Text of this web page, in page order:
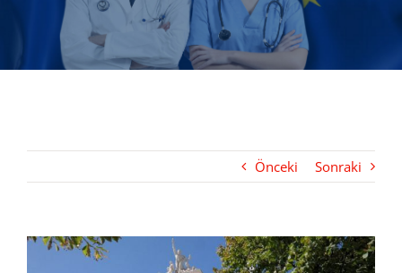
Önceki Sonraki
View